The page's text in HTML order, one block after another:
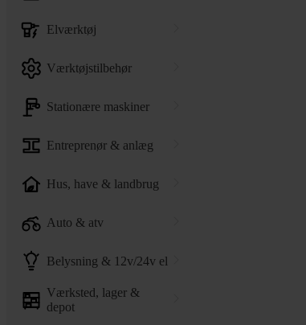
elværktøj
værktøjstilbehør
stationære maskiner
entreprenør & anlæg
hus, have & landbrug
auto & atv
belysning & 12v/24v el
værksted, lager &
depot